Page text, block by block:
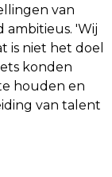
van
ambitieus. 'Wij
is niet het doel
konden
houden en
van talent